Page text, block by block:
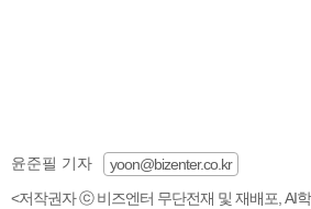
윤준필 기자
yoon@bizenter.co.kr
<저작권자 ⓒ 비즈엔터 무단전재 및 재배포, AI